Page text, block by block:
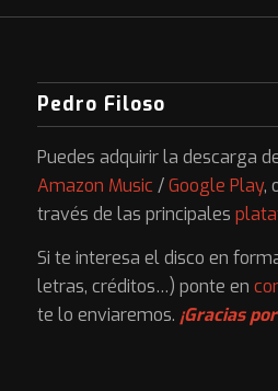
Pedro Filoso
Puedes adquirir la descarga
Amazon Music/Google Play,
través de las principales
Si te interesa el disco en
letras, créditos…) ponte en
te lo enviaremos. ¡Gracias